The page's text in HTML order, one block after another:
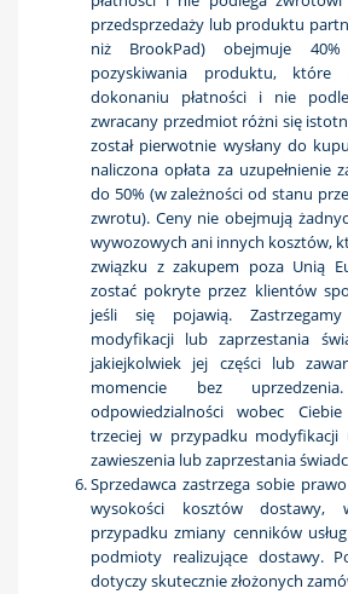
przedsprzedaży lub produktu
niż BrookPad) obejmuje
pozyskiwania produktu, które
dokonaniu płatności i nie
zwracany przedmiot różni się
został pierwotnie wysłany do
naliczona opłata za uzupełnienie
do 50% (w zależności od stanu
zwrotu). Ceny nie obejmują
wywozowych ani innych kosztów,
związku z zakupem poza Unią
zostać pokryte przez klientów
jeśli się pojawią.
modyfikacji lub zaprzestania
jakiejkolwiek jej części lub
momencie bez
odpowiedzialności wobec
trzeciej w przypadku modyfikacji
zawieszenia lub zaprzestania
Sprzedawca zastrzega sobie
wysokości kosztów dostawy,
przypadku zmiany cenników
podmioty realizujące dostawy.
dotyczy skutecznie złożonych